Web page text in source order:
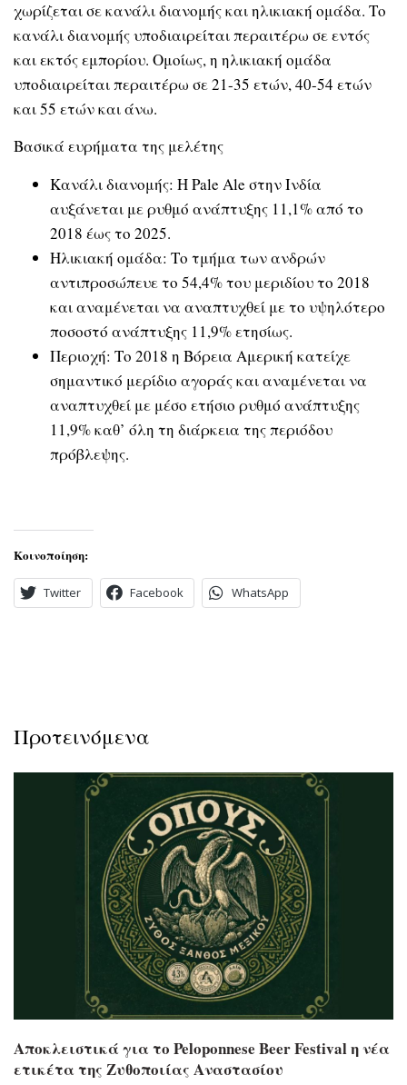
χωρίζεται σε κανάλι διανομής και ηλικιακή ομάδα. Το
κανάλι διανομής υποδιαιρείται περαιτέρω σε εντός
και εκτός εμπορίου. Ομοίως, η ηλικιακή ομάδα
υποδιαιρείται περαιτέρω σε 21-35 ετών, 40-54 ετών
και 55 ετών και άνω.
Βασικά ευρήματα της μελέτης
Κανάλι διανομής: H Pale Ale στην Ινδία
αυξάνεται με ρυθμό ανάπτυξης 11,1% από το
2018 έως το 2025.
Ηλικιακή ομάδα: Το τμήμα των ανδρών
αντιπροσώπευε το 54,4% του μεριδίου το 2018
και αναμένεται να αναπτυχθεί με το υψηλότερο
ποσοστό ανάπτυξης 11,9% ετησίως.
Περιοχή: Το 2018 η Βόρεια Αμερική κατείχε
σημαντικό μερίδιο αγοράς και αναμένεται να
αναπτυχθεί με μέσο ετήσιο ρυθμό ανάπτυξης
11,9% καθ’ όλη τη διάρκεια της περιόδου
πρόβλεψης.
Κοινοποίηση:
Twitter Facebook WhatsApp
Προτεινόμενα
Αποκλειστικά για το Peloponnese Beer Festival η νέα
ετικέτα της Ζυθοποιίας Αναστασίου